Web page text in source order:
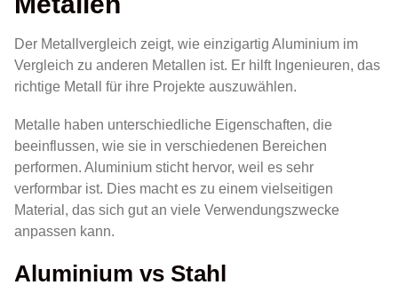
Der Metallvergleich zeigt, wie einzigartig Aluminium im
Vergleich zu anderen Metallen ist. Er hilft Ingenieuren, das
richtige Metall für ihre Projekte auszuwählen.
Metalle haben unterschiedliche Eigenschaften, die
beeinflussen, wie sie in verschiedenen Bereichen
performen. Aluminium sticht hervor, weil es sehr
verformbar ist. Dies macht es zu einem vielseitigen
Material, das sich gut an viele Verwendungszwecke
anpassen kann.
Aluminium vs Stahl